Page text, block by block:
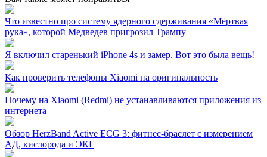
Что известно про систему ядерного сдерживания «Мёртвая
рука», которой Медведев пригрозил Трампу
Я включил старенький iPhone 4s и замер. Вот это была вещь!
Как проверить телефоны Xiaomi на оригинальность
Почему на Xiaomi (Redmi) не устанавливаются приложения из
интернета
Обзор HerzBand Active ECG 3: фитнес-браслет с измерением
АД, кислорода и ЭКГ